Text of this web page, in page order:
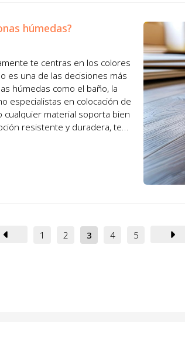
húmedas?
te centras en los colores
es una de las decisiones más
húmedas como el baño, la
especialistas en colocación de
material soporta bien
resistente y duradera, te
1 2 3 4 5